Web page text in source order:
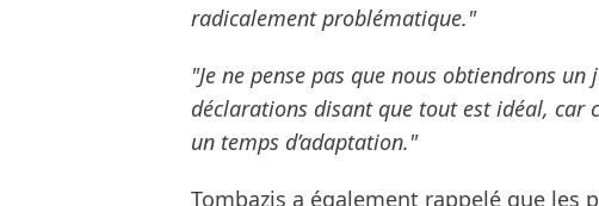
radicalement problématique."
"Je ne pense pas que nous obtiendrons
déclarations disant que tout est idéal, car
un temps d’adaptation."
Tombazis a également rappelé que